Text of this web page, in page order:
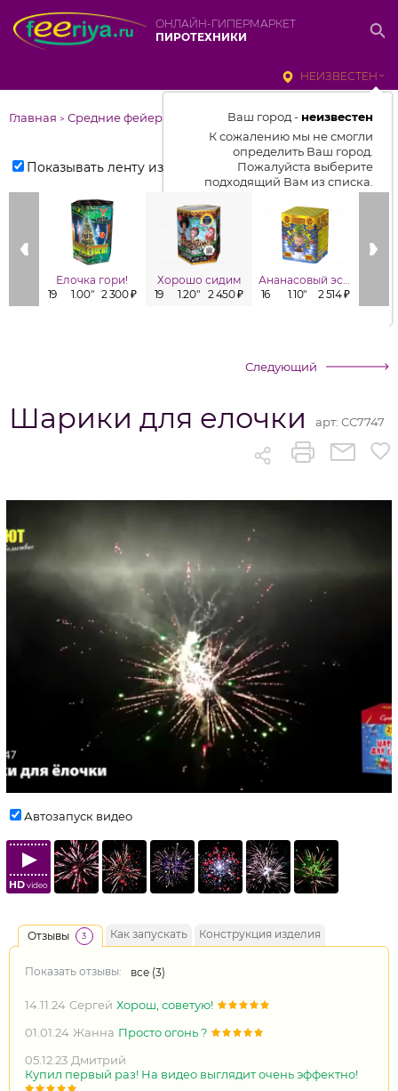
ОНЛАЙН-ГИПЕРМАРКЕТ
ПИРОТЕХНИКИ
НЕИЗВЕСТЕН
Ваш город - неизвестен
К сожалению мы не смогли
определить Ваш город.
Пожалуйста выберите
подходящий Вам из списка.
Выбрать город
От выбранного города зависит
цены, наличие и условия
доставки
Главная > Средние фейерверки
Показывать ленту изделий
Елочка гори!
19
1.00" 2 300 ₽
Хорошо сидим
19
1.20" 2 450 ₽
Ананасовый эспрессо
16
1.10" 2 514 ₽
Следующий
Шарики для елочки арт: СС7747
Автозапуск видео
HDvideo
Отзывы 3 Как запускать Конструкция изделия
Показать отзывы: все (3)
14.11.24 Сергей Хорош, советую!
01.01.24 Жанна Просто огонь ?
05.12.23 Дмитрий
Купил первый раз! На видео выглядит очень эффектно!